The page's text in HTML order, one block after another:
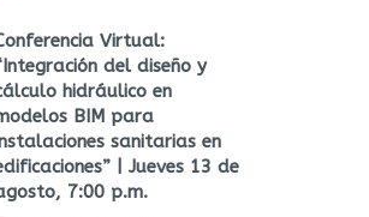
Virtual:
del diseño y
hidráulico en
BIM para
sanitarias en
| Jueves 13 de
7:00 p.m.